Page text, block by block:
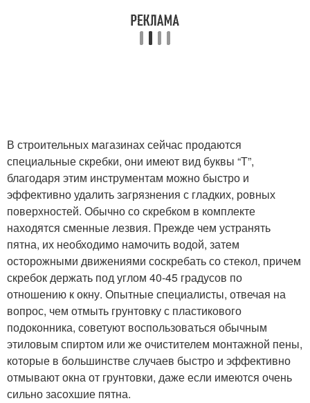
В строительных магазинах сейчас продаются
специальные скребки, они имеют вид буквы “Т”,
благодаря этим инструментам можно быстро и
эффективно удалить загрязнения с гладких, ровных
поверхностей. Обычно со скребком в комплекте
находятся сменные лезвия. Прежде чем устранять
пятна, их необходимо намочить водой, затем
осторожными движениями соскребать со стекол, причем
скребок держать под углом 40-45 градусов по
отношению к окну. Опытные специалисты, отвечая на
вопрос, чем отмыть грунтовку с пластикового
подоконника, советуют воспользоваться обычным
этиловым спиртом или же очистителем монтажной пены,
которые в большинстве случаев быстро и эффективно
отмывают окна от грунтовки, даже если имеются очень
сильно засохшие пятна.